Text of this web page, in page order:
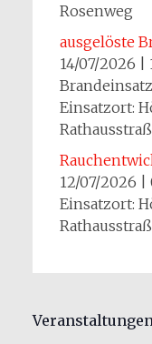
Rosenweg
ausgelöste
14/07/2026
Brandeinsatz
Einsatzort:
12/07/2026
Einsatzort:
Veranstaltungen